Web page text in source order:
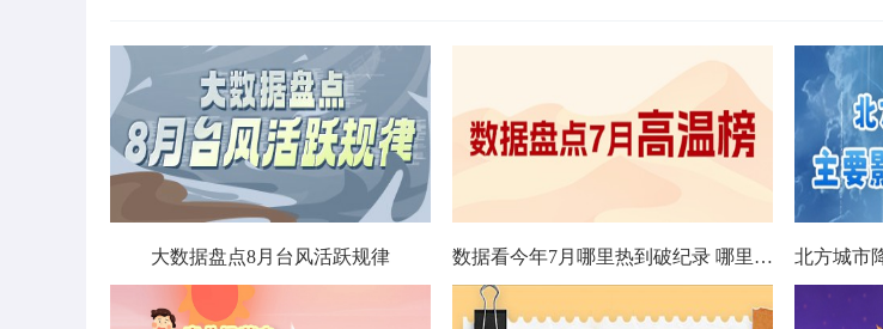
大数据盘点8月台风活跃规律 数据看今年7月哪里热到破纪录 哪里暑热连轴转